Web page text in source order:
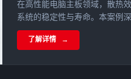
在高性能电脑主板领域，散热
系统的稳定性与寿命。本案例
虹CVN B760I登陆舰主板如何通
能导热硅胶片，构建起一套全
了解详情